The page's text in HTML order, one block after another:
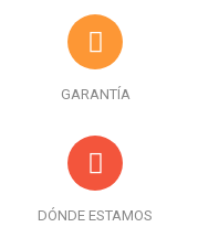
GARANTÍA
DÓNDE ESTAMOS